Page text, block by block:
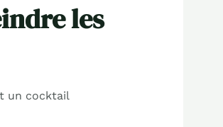
les
un cocktail